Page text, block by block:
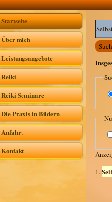
Startseite
Über mich
Leistungsangebote
Reiki
Reiki Seminare
Die Praxis in Bildern
Anfahrt
Kontakt
1.